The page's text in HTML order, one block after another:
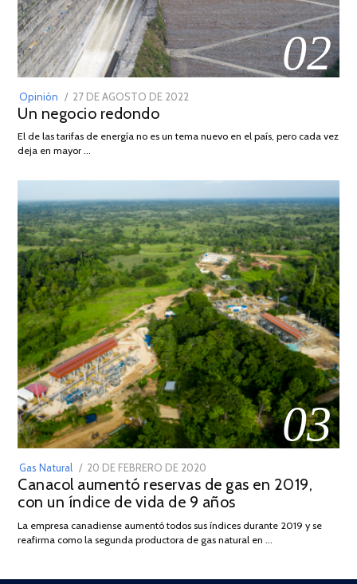
02
Opinión
POSTED
ON
27 DE AGOSTO DE 2022
DE
Un negocio redondo
El de las tarifas de energía no es un tema nuevo en el país, pero cada vez
deja en mayor …
03
Gas Natural
POSTED
ON
20 DE FEBRERO DE 2020
DE
JULIO
2025
Canacol aumentó reservas de gas en 2019,
con un índice de vida de 9 años
La empresa canadiense aumentó todos sus índices durante 2019 y se
reafirma como la segunda productora de gas natural en …